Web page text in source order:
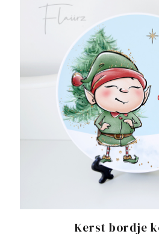
Kerst bordje